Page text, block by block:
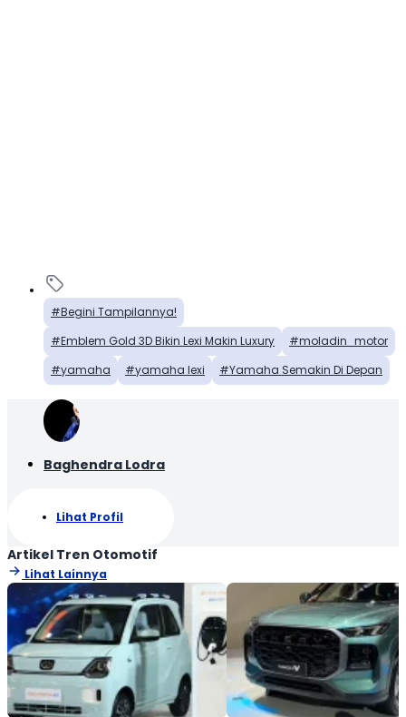
Begini Tampilannya!
Emblem Gold 3D Bikin Lexi Makin Luxury
moladin_motor
yamaha
yamaha lexi Yamaha Semakin Di Depan
Baghendra Lodra
Lihat Profil
Artikel Tren Otomotif
Lihat Lainnya